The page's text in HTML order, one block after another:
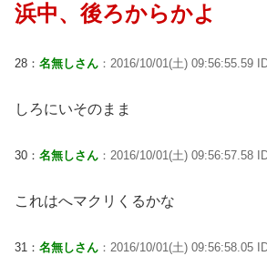
浜中、後ろからかよ
28： 名無しさん ：2016/10/01(土) 09:56:55.59
しろにいそのまま
30： 名無しさん ：2016/10/01(土) 09:56:57.58
これはへマクリくるかな
31： 名無しさん ：2016/10/01(土) 09:56:58.05